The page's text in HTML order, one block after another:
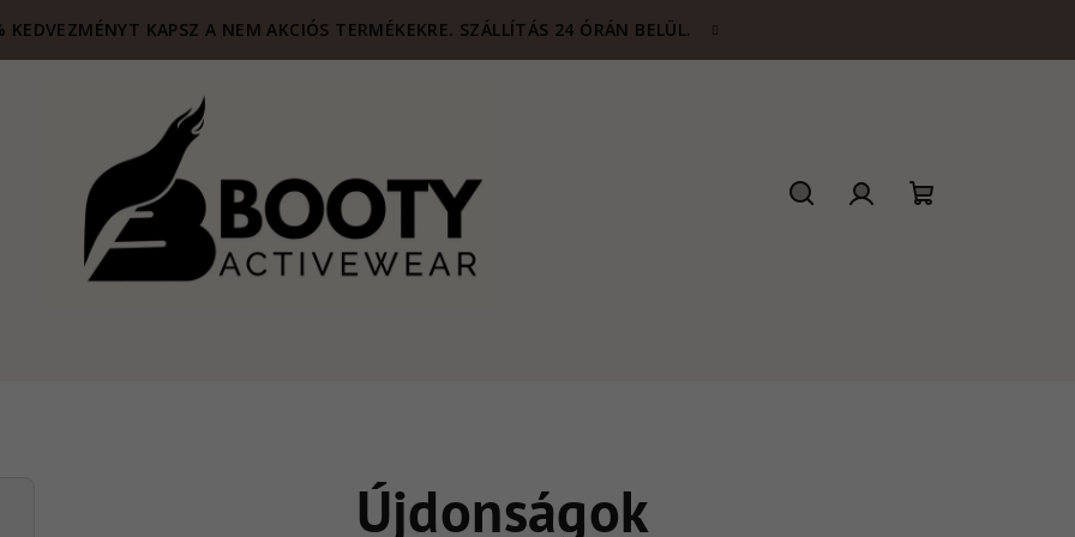
KAPSZ A NEM AKCIÓS TERMÉKEKRE. SZÁLLÍTÁS 24 ÓRÁN BELÜL.
Újdonságok